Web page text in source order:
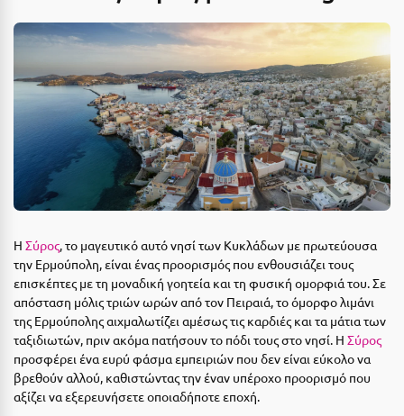
Αλεξανδρούπολη
Αλισσός Αχαΐας
Αλόννησος
Αμαλιάδα
Αμάρυνθος
Αμφίκλεια
Ανάβυσσος
Άνδρος
Αντίπαρος
Αράχωβα
Διαμονή Μόνο
Πρωινό
Ημιδιατροφή
Ημιδιατροφή + Ποτά
Πλήρης Διατροφή
Ένα Γεύμα
Δύο Γεύματα + Ποτά
ΤΎΠΟΣ ΚΑΤΑΛΎΜΑΤΟΣ
Ξενοδοχεία 1 Αστέρι
Ξενοδοχεία 2 Αστέρων
Η Σύρος, το μαγευτικό αυτό νησί των Κυκλάδων με πρωτεύουσα
την Ερμούπολη, είναι ένας προορισμός που ενθουσιάζει τους
επισκέπτες με τη μοναδική γοητεία και τη φυσική ομορφιά του. Σε
απόσταση μόλις τριών ωρών από τον Πειραιά, το όμορφο λιμάνι
της Ερμούπολης αιχμαλωτίζει αμέσως τις καρδιές και τα μάτια των
ταξιδιωτών, πριν ακόμα πατήσουν το πόδι τους στο νησί. Η Σύρος
προσφέρει ένα ευρύ φάσμα εμπειριών που δεν είναι εύκολο να
βρεθούν αλλού, καθιστώντας την έναν υπέροχο προορισμό που
αξίζει να εξερευνήσετε οποιαδήποτε εποχή.